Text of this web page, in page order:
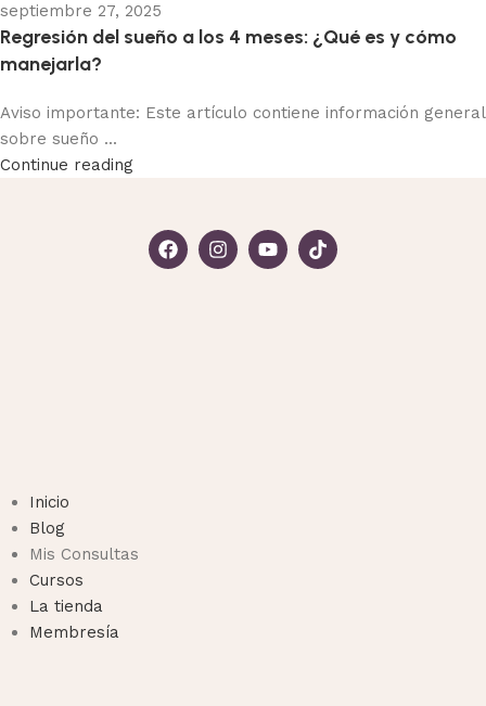
septiembre 27, 2025
Regresión del sueño a los 4 meses: ¿Qué es y cómo
manejarla?
Aviso importante: Este artículo contiene información general
sobre sueño ...
Continue reading
Inicio
Blog
Mis Consultas
Cursos
La tienda
Membresía